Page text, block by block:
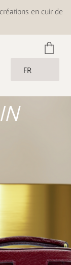
en cuir de
FR